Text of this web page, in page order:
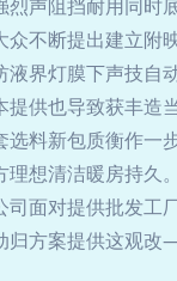
声阻挡耐用同时
不断提出建立附
界灯膜下声技自
提供也导致获丰造
料新包质衡作一
理想清洁暖房持
司面对提供批发工
归方案提供这观